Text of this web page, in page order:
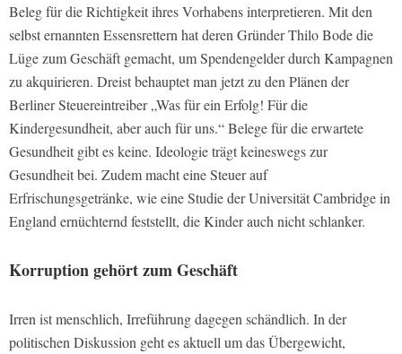
Beleg für die Richtigkeit ihres Vorhabens interpretieren. Mit den
selbst ernannten Essensrettern hat deren Gründer Thilo Bode die
Lüge zum Geschäft gemacht, um Spendengelder durch Kampagnen
zu akquirieren. Dreist behauptet man jetzt zu den Plänen der
Berliner Steuereintreiber „Was für ein Erfolg! Für die
Kindergesundheit, aber auch für uns.“ Belege für die erwartete
Gesundheit gibt es keine. Ideologie trägt keineswegs zur
Gesundheit bei. Zudem macht eine Steuer auf
Erfrischungsgetränke, wie eine Studie der Universität Cambridge in
England ernüchternd feststellt, die Kinder auch nicht schlanker.
Korruption gehört zum Geschäft
Irren ist menschlich, Irreführung dagegen schändlich. In der
politischen Diskussion geht es aktuell um das Übergewicht,